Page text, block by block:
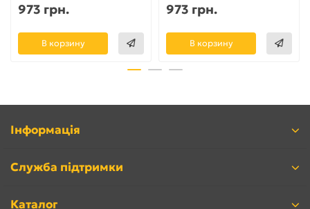
973 грн.
В корзину
973 грн.
В корзину
Інформація
Служба підтримки
Каталог